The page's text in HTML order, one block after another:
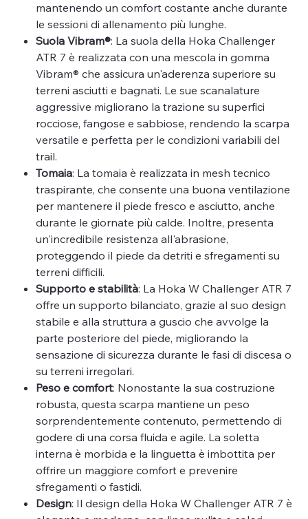
mantenendo un comfort costante anche durante
le sessioni di allenamento più lunghe.
Suola Vibram®: La suola della Hoka Challenger
ATR 7 è realizzata con una mescola in gomma
Vibram® che assicura un'aderenza superiore su
terreni asciutti e bagnati. Le sue scanalature
aggressive migliorano la trazione su superfici
rocciose, fangose e sabbiose, rendendo la scarpa
versatile e perfetta per le condizioni variabili del
trail.
Tomaia: La tomaia è realizzata in mesh tecnico
traspirante, che consente una buona ventilazione
per mantenere il piede fresco e asciutto, anche
durante le giornate più calde. Inoltre, presenta
un'incredibile resistenza all'abrasione,
proteggendo il piede da detriti e sfregamenti su
terreni difficili.
Supporto e stabilità: La Hoka W Challenger ATR 7
offre un supporto bilanciato, grazie al suo design
stabile e alla struttura a guscio che avvolge la
parte posteriore del piede, migliorando la
sensazione di sicurezza durante le fasi di discesa o
su terreni irregolari.
Peso e comfort: Nonostante la sua costruzione
robusta, questa scarpa mantiene un peso
sorprendentemente contenuto, permettendo di
godere di una corsa fluida e agile. La soletta
interna è morbida e la linguetta è imbottita per
offrire un maggiore comfort e prevenire
sfregamenti o fastidi.
Design: Il design della Hoka W Challenger ATR 7 è